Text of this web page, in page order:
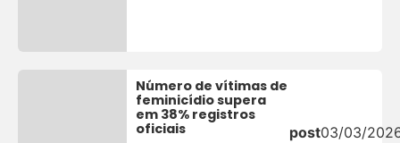
Número de vítimas de
feminicídio supera
em 38% registros
oficiais
post03/03/